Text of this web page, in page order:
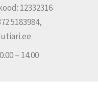
12332316
5183984,
– 14.00